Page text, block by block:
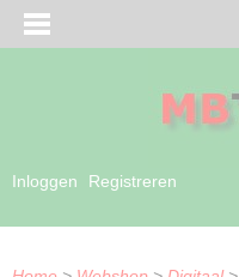
Inloggen Registreren